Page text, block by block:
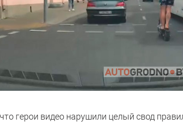
герои видео нарушили целый свод